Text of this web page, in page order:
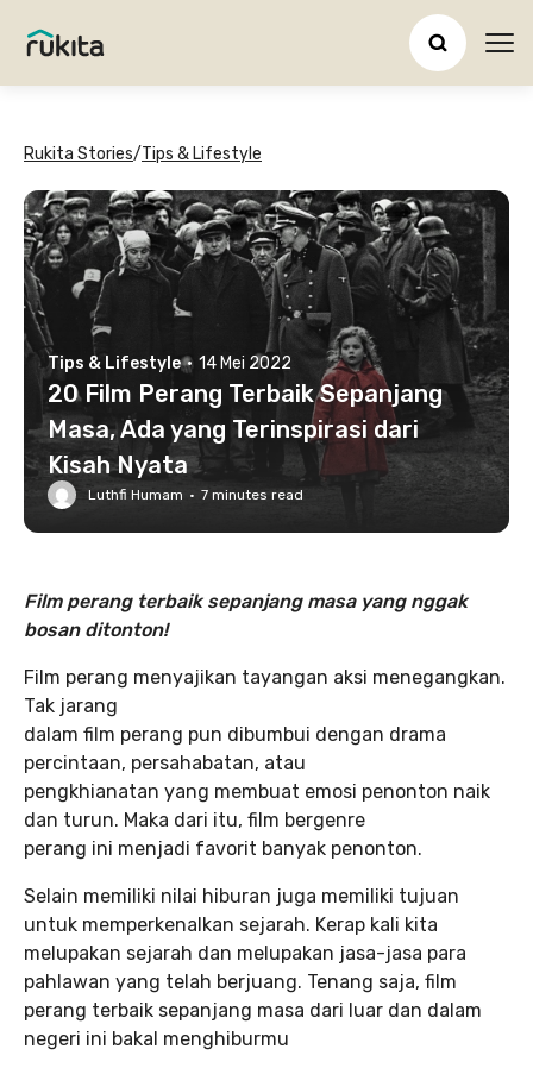
Rukita Stories/Tips & Lifestyle
Tips & Lifestyle · 14 Mei 2022
20 Film Perang Terbaik Sepanjang
Masa, Ada yang Terinspirasi dari
Kisah Nyata
Luthfi Humam · 7 minutes read
Film perang terbaik sepanjang masa yang nggak
bosan ditonton!
Film perang menyajikan tayangan aksi menegangkan.
Tak jarang
dalam film perang pun dibumbui dengan drama
percintaan, persahabatan, atau
pengkhianatan yang membuat emosi penonton naik
dan turun. Maka dari itu, film bergenre
perang ini menjadi favorit banyak penonton.
Selain memiliki nilai hiburan juga memiliki tujuan
untuk memperkenalkan sejarah. Kerap kali kita
melupakan sejarah dan melupakan jasa-jasa para
pahlawan yang telah berjuang. Tenang saja, film
perang terbaik sepanjang masa dari luar dan dalam
negeri ini bakal menghiburmu